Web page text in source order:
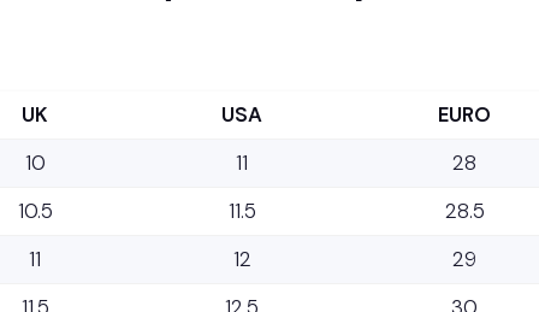
UK USA
EURO
10
11
28
10.5
11.5
28.5
11
12
29
11.5
12.5 30